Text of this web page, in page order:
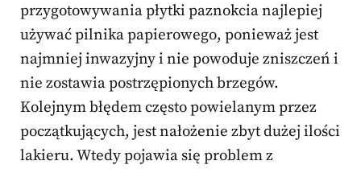
przygotowywania płytki paznokcia najlepiej
używać pilnika papierowego, ponieważ jest
najmniej inwazyjny i nie powoduje zniszczeń i
nie zostawia postrzępionych brzegów.
Kolejnym błędem często powielanym przez
początkujących, jest nałożenie zbyt dużej ilości
lakieru. Wtedy pojawia się problem z